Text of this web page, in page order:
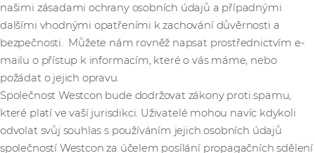
našimi zásadami ochrany osobních údajů a případnými
dalšími vhodnými opatřeními k zachování důvěrnosti a
bezpečnosti. Můžete nám rovněž napsat prostřednictvím e-
mailu o přístup k informacím, které o vás máme, nebo
požádat o jejich opravu.
Společnost Westcon bude dodržovat zákony proti spamu,
které platí ve vaší jurisdikci. Uživatelé mohou navíc kdykoli
odvolat svůj souhlas s používáním jejich osobních údajů
společností Westcon za účelem posílání propagačních sdělení